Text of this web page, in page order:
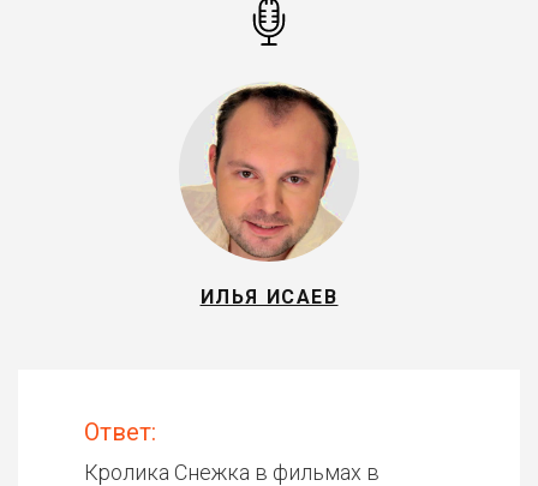
ИЛЬЯ ИСАЕВ
Ответ:
Кролика Снежка в фильмах в